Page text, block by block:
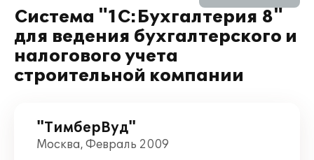
Система "1С:Бухгалтерия 8"
для ведения бухгалтерского и
налогового учета
строительной компании
"ТимберВуд"
Москва, Февраль 2009